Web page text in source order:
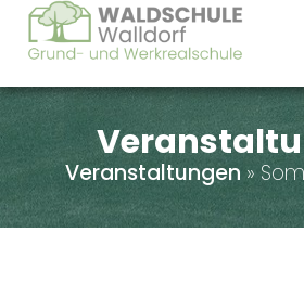
Veranstaltungen »